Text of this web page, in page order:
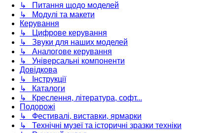
↳ Питання щодо моделей
↳ Модулі та макети
Керування
↳ Цифрове керування
↳ Звуки для наших моделей
↳ Аналогове керування
↳ Універсальні компоненти
Довідкова
↳ Інструкції
↳ Каталоги
↳ Креслення, література, софт...
Подорожі
↳ Фестивалі, виставки, ярмарки
↳ Технічні музеї та історичні зразки техніки